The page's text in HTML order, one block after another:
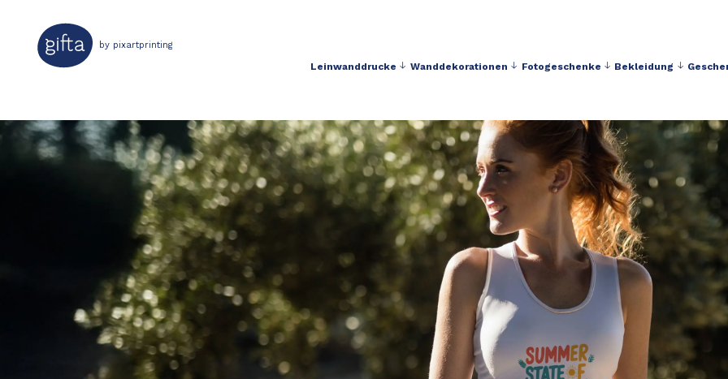
by pixartprinting
Leinwanddrucke Wanddekorationen Fotogeschenke Bekleidung